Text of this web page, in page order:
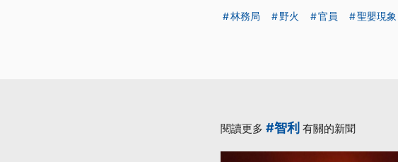
林務局
野火 官員 聖嬰現象
閱讀更多 #智利 有關的新聞